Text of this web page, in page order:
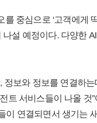
중심으로 ‘고객에게
나설 예정이다. 다양한
정보와 정보를 연결하
트 서비스들이 나올 것
이 연결되면서 생기는